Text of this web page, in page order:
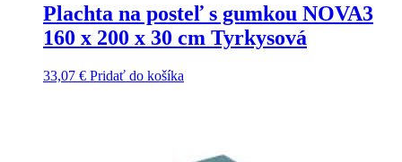
Plachta na posteľ s gumkou NOVA3
160 x 200 x 30 cm Tyrkysová
33,07 € Pridať do košíka